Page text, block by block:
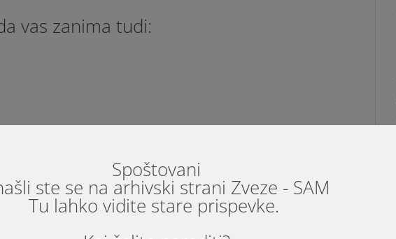
vas zanima tudi:
podpornih srečanjih za starše. Prijave za vse izvedbe
ki ste se že predhodno prijavili na podporne skupine, se
Spoštovani
ste se na arhivski strani Zveze - SAM
Tu lahko vidite stare prispevke.